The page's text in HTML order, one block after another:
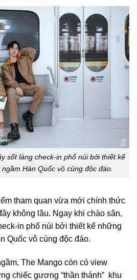
sốt làng check-in phố núi bởi thiết kế
Hàn Quốc vô cùng độc đáo.
tham quan vừa mới chính thức
không lâu. Ngay khi chào sân,
in phố núi bởi thiết kế những
Quốc vô cùng độc đáo.
The Mango còn có view
chiếc gương “thần thánh” khu